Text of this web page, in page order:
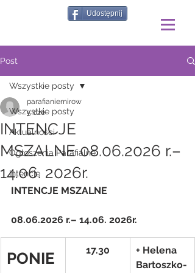
Udostępnij
Post
Wszystkie posty
Aktualności
Ogłoszenia Parafialne
Intencje
Wszystkie posty
INTENCJE
MSZALNE 08.06.2026 r.–
14.06. 2026r.
parafianiemirow
5 cze
INTENCJE MSZALNE
08.06.2026 r.– 14.06. 2026r.
PONIE
17.30
+ Helena
Bartoszko-